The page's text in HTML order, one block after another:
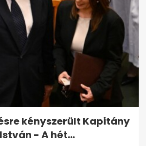
kényszerült Kapitány
István - A hét...